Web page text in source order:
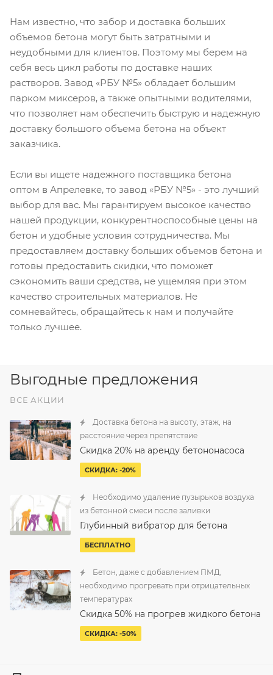
Нам известно, что забор и доставка больших
объемов бетона могут быть затратными и
неудобными для клиентов. Поэтому мы берем на
себя весь цикл работы по доставке наших
растворов. Завод «РБУ №5» обладает большим
парком миксеров, а также опытными водителями,
что позволяет нам обеспечить быструю и надежную
доставку большого объема бетона на объект
заказчика.
Если вы ищете надежного поставщика бетона
оптом в Апрелевке, то завод «РБУ №5» - это лучший
выбор для вас. Мы гарантируем высокое качество
нашей продукции, конкурентноспособные цены на
бетон и удобные условия сотрудничества. Мы
предоставляем доставку больших объемов бетона и
готовы предоставить скидки, что поможет
сэкономить ваши средства, не ущемляя при этом
качество строительных материалов. Не
сомневайтесь, обращайтесь к нам и получайте
только лучшее.
Выгодные предложения
ВСЕ АКЦИИ
Доставка бетона на высоту, этаж, на
расстояние через препятствие
Скидка 20% на аренду бетононасоса
СКИДКА: -20%
Необходимо удаление пузырьков воздуха
из бетонной смеси после заливки
Глубинный вибратор для бетона
БЕСПЛАТНО
Бетон, даже с добавлением ПМД,
необходимо прогревать при отрицательных
температурах
Скидка 50% на прогрев жидкого бетона
СКИДКА: -50%